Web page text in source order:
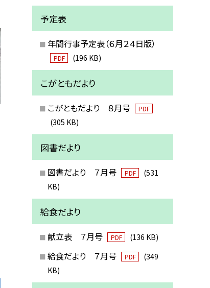
予定表
年間行事予定表（６月２４日版）
PDF (196 KB)
こがともだより
こがともだより ８月号 PDF
(305 KB)
図書だより
図書だより ７月号 PDF
(531
KB)
給食だより
献立表 ７月号 PDF (136 KB)
給食だより ７月号 PDF
(349
KB)